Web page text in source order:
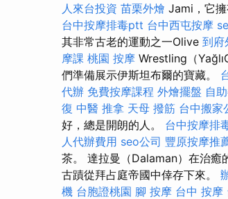
人來台投資 苗栗外燴 Jami，它擁
台中按摩排毒ptt 台中西屯按摩
其非常古老的運動之一Olive 到府
摩課 桃園 按摩 Wrestling（
們準備展示伊斯坦布爾的寶藏。
代辦 免費按摩課程 外燴擺盤 自
復 中醫 推拿 天母 撥筋 台中搬家
好，總是開朗的人。 台中按摩排
人代辦費用 seo公司 豐原按摩推
茶。 達拉曼（Dalaman）在治癒
古蹟從拜占庭帝國中倖存下來。
機 台胞證桃園 腳 按摩 台中 按摩